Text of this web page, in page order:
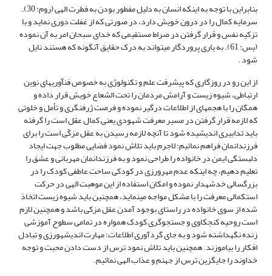
بنابراین با توجه به اینکه انسان به دلیل مفطور بودن به فطرت الهی (روم: 30).
سرمایه کمال را در درون خویش دارد، در صورتی که از غفلت دوری نماید و با
تزکیه نفس و قرار گرفتن در صراط مستقیمی که خدای سبحان امر به آن نموده
(یس: 61). به یاری پروردگار می‏تواند به درک حقایق آنگونه که هستند نایل
شود .
از این رو در روزگاری که پیشرفت علم و تکنولوژی به خصوص فنآوری‏های نوین
ارتباطی، شیوه زیست و آرامش مردمان را تحت الشعاع خویش قرار داده و
همگان را با هجمه‏ای از اطلاعات درگیر نموده و فرصت ژرف‏نگری و تأمل و خلوتی
که لازمه قرار گرفتن در مسیر معرفت شهودی یعنی کمال عقل است را گرفته
باید تدابیری اندیشیده شود تا آنچه لازمه رسیدن به عقل مزکّی است را برای
فرزندانمان فراهم نمائیم؛ لاجرم باید تلاش نمود فضایی مطلوب جهت ایجاد
دلبستگی ایمن در خانواده را طراحی نمود و به فرزندانمان مهربانی و عشق را
تعلیم دهیم، چه اینکه عدم مهرورزی در کودکی ساحت عاطفی کودک را در
بزرگسالی خدشه‏دار نموده و امکان استفاده از این موهبت الهی در حرکت
استکمالی معرفت را با مشکل مواجه می‏نماید، همچنین باید شیوه زیست اتخاذ
شده از سوی خانواده در راستای بوجود آمدن عقل مزکی باشد و همچنین لازم
است روحیه کنجکاوی و جستجوگری کودک همواره در تمامی سطوح آموزشی
زنده نگهداشته شود و به جای گردآوری اطلاعات؛ مهارت اندیشه‏ورزی و تبادل
افکار را بیاموزند. همچنین باید تلاش نمود ترس از دست دادن محبت و توجه
خداوند را جایگزین ترس از جهنم و عذاب الهی نمائیم.